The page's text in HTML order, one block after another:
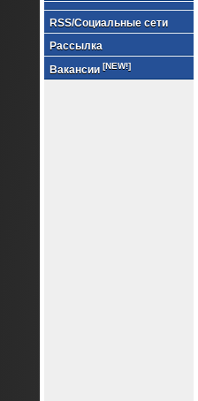
RSS/Социальные сети
Рассылка
Вакансии [NEW!]